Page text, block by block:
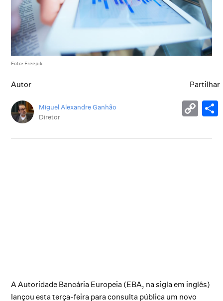
Foto: Freepik
Autor
Miguel Alexandre Ganhão
Diretor
Partilhar
A Autoridade Bancária Europeia (EBA, na sigla em inglês)
lançou esta terça-feira para consulta pública um novo